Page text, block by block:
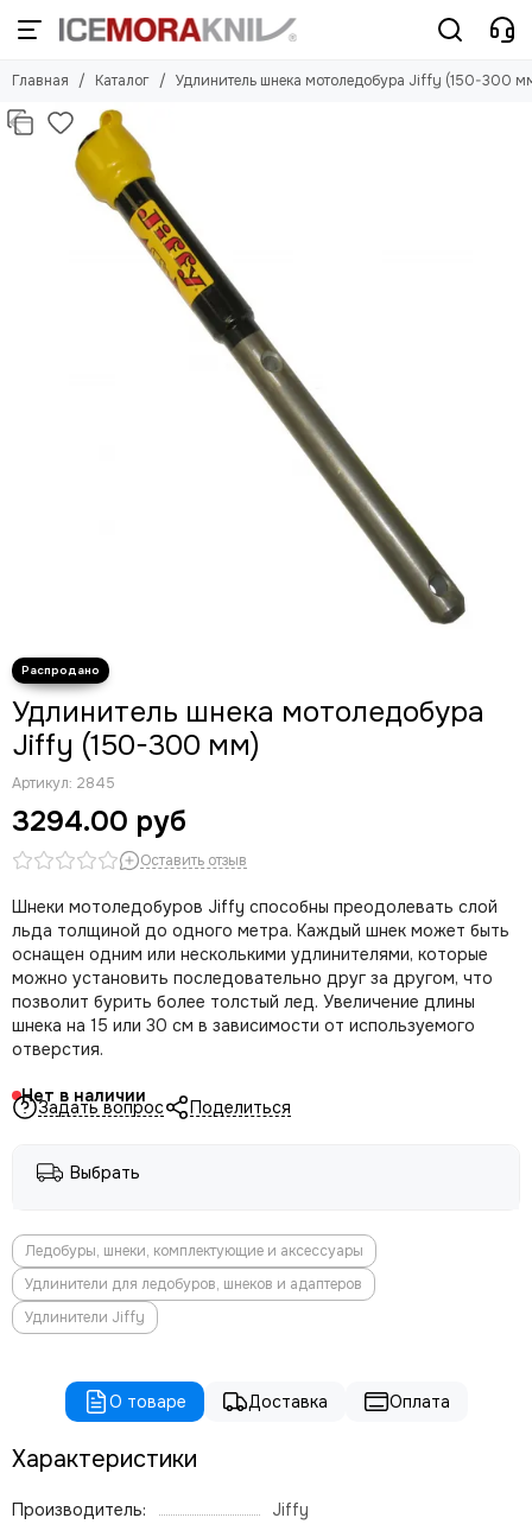
Главная Каталог Удлинитель шнека мотоледобура Jiffy (150-300
Удлинитель шнека мотоледобура
Jiffy (150-300 мм)
Артикул: 2845
3294.00 руб
Оставить отзыв
Шнеки мотоледобуров Jiffy способны преодолевать слой
льда толщиной до одного метра. Каждый шнек может быть
оснащен одним или несколькими удлинителями, которые
можно установить последовательно друг за другом, что
позволит бурить более толстый лед. Увеличение длины
шнека на 15 или 30 см в зависимости от используемого
отверстия.
Нет в наличии
Задать вопрос Поделиться
Выбрать
Ледобуры, шнеки, комплектующие и аксессуары
Удлинители для ледобуров, шнеков и адаптеров
Удлинители Jiffy
О товаре Доставка Оплата
Характеристики
Производитель: Jiffy